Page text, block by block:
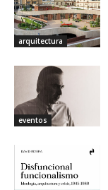
arquitectura
eventos